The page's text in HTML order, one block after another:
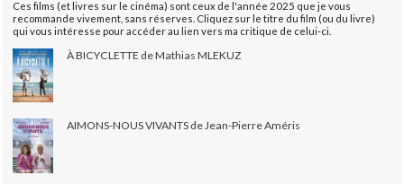
Ces films (et livres sur le cinéma) sont ceux de l'année 2025 que je vous
recommande vivement, sans réserves. Cliquez sur le titre du film (ou du livre)
qui vous intéresse pour accéder au lien vers ma critique de celui-ci.
À BICYCLETTE de Mathias MLEKUZ
AIMONS-NOUS VIVANTS de Jean-Pierre Améris